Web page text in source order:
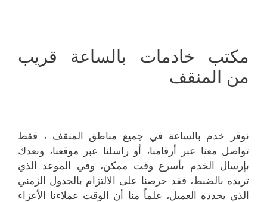
مكتب خادمات بالساعة قريب
من المنقف
نوفر خدم بالساعة في جميع مناطق المنقف ، فقط
تواصل معنا عبر أرقامنا، أو راسلنا عبر موقعنا، ونعدك
بإرسال الخدم بأسرع وقت ممكن، وفي الموعد الذي
تريده بالضبط، فقد حرصنا على الالتزام بالجدول الزمني
الذي يحدده العميل، علماً منا أن الوقت عملاءنا الأعزاء